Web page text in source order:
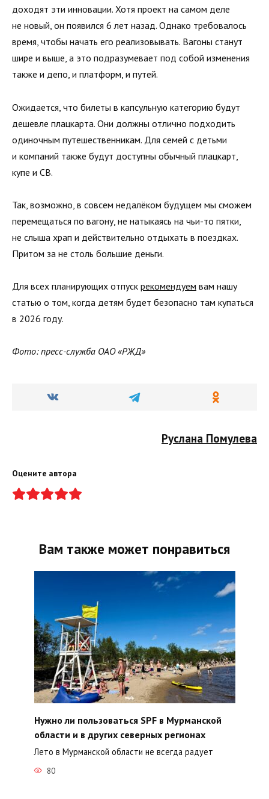
доходят эти инновации. Хотя проект на самом деле
не новый, он появился 6 лет назад. Однако требовалось
время, чтобы начать его реализовывать. Вагоны станут
шире и выше, а это подразумевает под собой изменения
также и депо, и платформ, и путей.
Ожидается, что билеты в капсульную категорию будут
дешевле плацкарта. Они должны отлично подходить
одиночным путешественникам. Для семей с детьми
и компаний также будут доступны обычный плацкарт,
купе и СВ.
Так, возможно, в совсем недалёком будущем мы сможем
перемещаться по вагону, не натыкаясь на чьи-то пятки,
не слыша храп и действительно отдыхать в поездках.
Притом за не столь большие деньги.
Для всех планирующих отпуск рекомендуем вам нашу
статью о том, когда детям будет безопасно там купаться
в 2026 году.
Фото: пресс-служба ОАО «РЖД»
Руслана Помулева
Оцените автора
Вам также может понравиться
Нужно ли пользоваться SPF в Мурманской
области и в других северных регионах
Лето в Мурманской области не всегда радует
80